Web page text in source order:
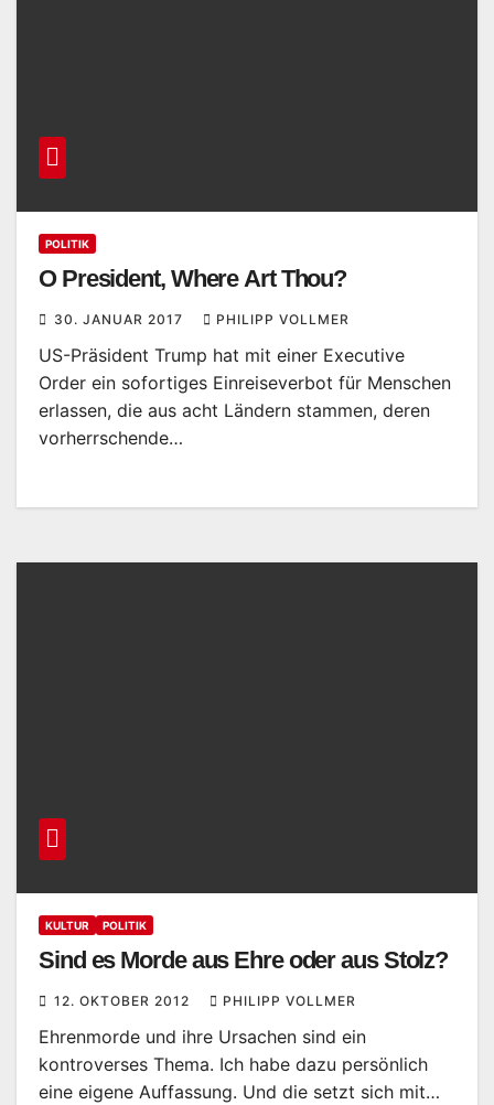
POLITIK
O President, Where Art Thou?
30. JANUAR 2017 PHILIPP VOLLMER
US-Präsident Trump hat mit einer Executive
Order ein sofortiges Einreiseverbot für Menschen
erlassen, die aus acht Ländern stammen, deren
vorherrschende…
KULTUR POLITIK
Sind es Morde aus Ehre oder aus Stolz?
12. OKTOBER 2012 PHILIPP VOLLMER
Ehrenmorde und ihre Ursachen sind ein
kontroverses Thema. Ich habe dazu persönlich
eine eigene Auffassung. Und die setzt sich mit…